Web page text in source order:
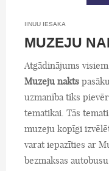
IINUU IESAKA
MUZEJU
Atgādinājums
Muzeju nakts
uzmanība tiks
tematikai. Tās
muzeju kopīgi
varat iepazīties ar
bezmaksas